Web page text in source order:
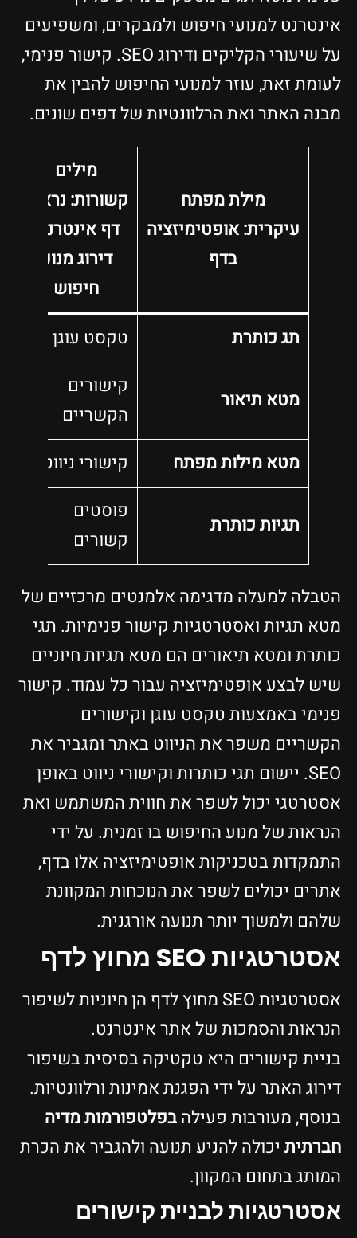
אינטרנט למנועי חיפוש ולמבקרים, ומשפיעים
על שיעורי הקליקים ודירוג SEO. קישור פנימי,
לעומת זאת, עוזר למנועי החיפוש להבין את
מבנה האתר ואת הרלוונטיות של דפים שונים.
מילת מפתח
עיקרית:אופטימיזציה
בדף
מילים
קשורות: נראות
דף אינטרנט,
דירוג מנוע
חיפוש
תג כותרת
טקסט עוגן
מטא תיאור
קישורים
הקשריים
מטא מילות מפתח
קישורי ניווט
תגיות כותרת
פוסטים
קשורים
הטבלה למעלה מדגימה אלמנטים מרכזיים של
מטא תגיות ואסטרטגיות קישור פנימיות. תגי
כותרת ומטא תיאורים הם מטא תגיות חיוניים
שיש לבצע אופטימיזציה עבור כל עמוד. קישור
פנימי באמצעות טקסט עוגן וקישורים
הקשריים משפר את הניווט באתר ומגביר את
SEO. יישום תגי כותרות וקישורי ניווט באופן
אסטרטגי יכול לשפר את חווית המשתמש ואת
הנראות של מנוע החיפוש בו זמנית. על ידי
התמקדות בטכניקות אופטימיזציה אלו בדף,
אתרים יכולים לשפר את הנוכחות המקוונת
שלהם ולמשוך יותר תנועה אורגנית.
אסטרטגיות SEO מחוץ לדף
אסטרטגיות SEO מחוץ לדף הן חיוניות לשיפור
הנראות והסמכות של אתר אינטרנט.
בניית קישורים היא טקטיקה בסיסית בשיפור
דירוג האתר על ידי הפגנת אמינות ורלוונטיות.
בנוסף, מעורבות פעילהבפלטפורמות מדיה
חברתית יכולה להניע תנועה ולהגביר את הכרת
המותג בתחום המקוון.
אסטרטגיות לבניית קישורים